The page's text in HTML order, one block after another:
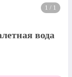
1 / 1
вода